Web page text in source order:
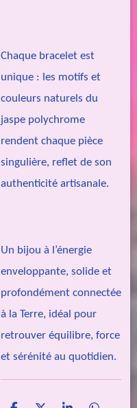
Chaque bracelet est
unique : les motifs et
couleurs naturels du
jaspe polychrome
rendent chaque pièce
singulière, reflet de son
authenticité artisanale.
Un bijou à l’énergie
enveloppante, solide et
profondément connectée
à la Terre, idéal pour
retrouver équilibre, force
et sérénité au quotidien.